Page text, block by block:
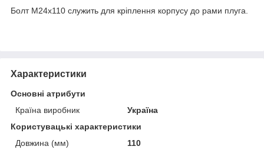
Болт М24х110 служить для кріплення корпусу до рами плуга.
Характеристики
Основні атрибути
Країна виробник
Україна
Користувацькi характеристики
Довжина (мм)
110